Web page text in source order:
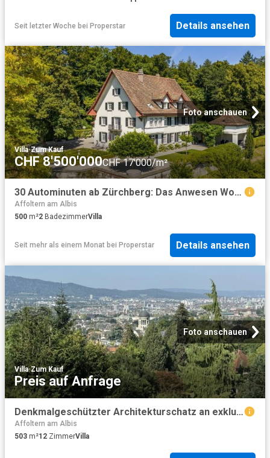
Seit letzter Woche bei Properstar Details ansehen
Foto anschauen
Villa·Zum Kauf
CHF 8'500'000CHF 17'000/m²
30 Autominuten ab Zürchberg: Das Anwesen Wolfer Sulzer am Rosenberg mit 10'000 m² in der Stadt Winterthur
Affoltern am Albis
500 m²2 BadezimmerVilla
Seit mehr als einem Monat bei Properstar Details ansehen
Foto anschauen
Villa·Zum Kauf
Preis auf Anfrage
Denkmalgeschützter Architekturschatz an exklusiver Lage am Zürichberg
Affoltern am Albis
503 m²12 ZimmerVilla